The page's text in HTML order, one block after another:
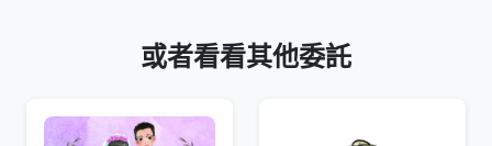
或者看看其他委託